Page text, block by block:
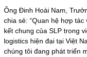
Ông Đinh Hoài Nam,
chia sẻ: “Quan hệ hợp
kết chung của SLP trong
logistics hiện đại tại Việt
chúng tôi đang phát triển